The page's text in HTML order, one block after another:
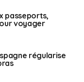
passeports,
voyager
régularise